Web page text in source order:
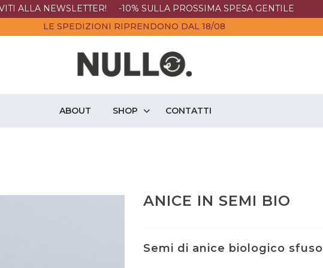
ALLA NEWSLETTER! -10% SULLA PROSSIMA SPESA GENTILE
LE SPEDIZIONI RIPRENDONO DAL 18/08
ABOUT SHOP CONTATTI
ANICE IN SEMI BIO
Semi di anice biologico sfuso